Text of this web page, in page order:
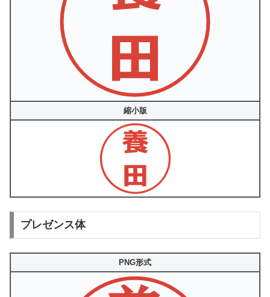
縮小版
プレゼンス体
PNG形式